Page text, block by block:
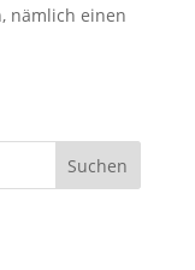
nämlich einen